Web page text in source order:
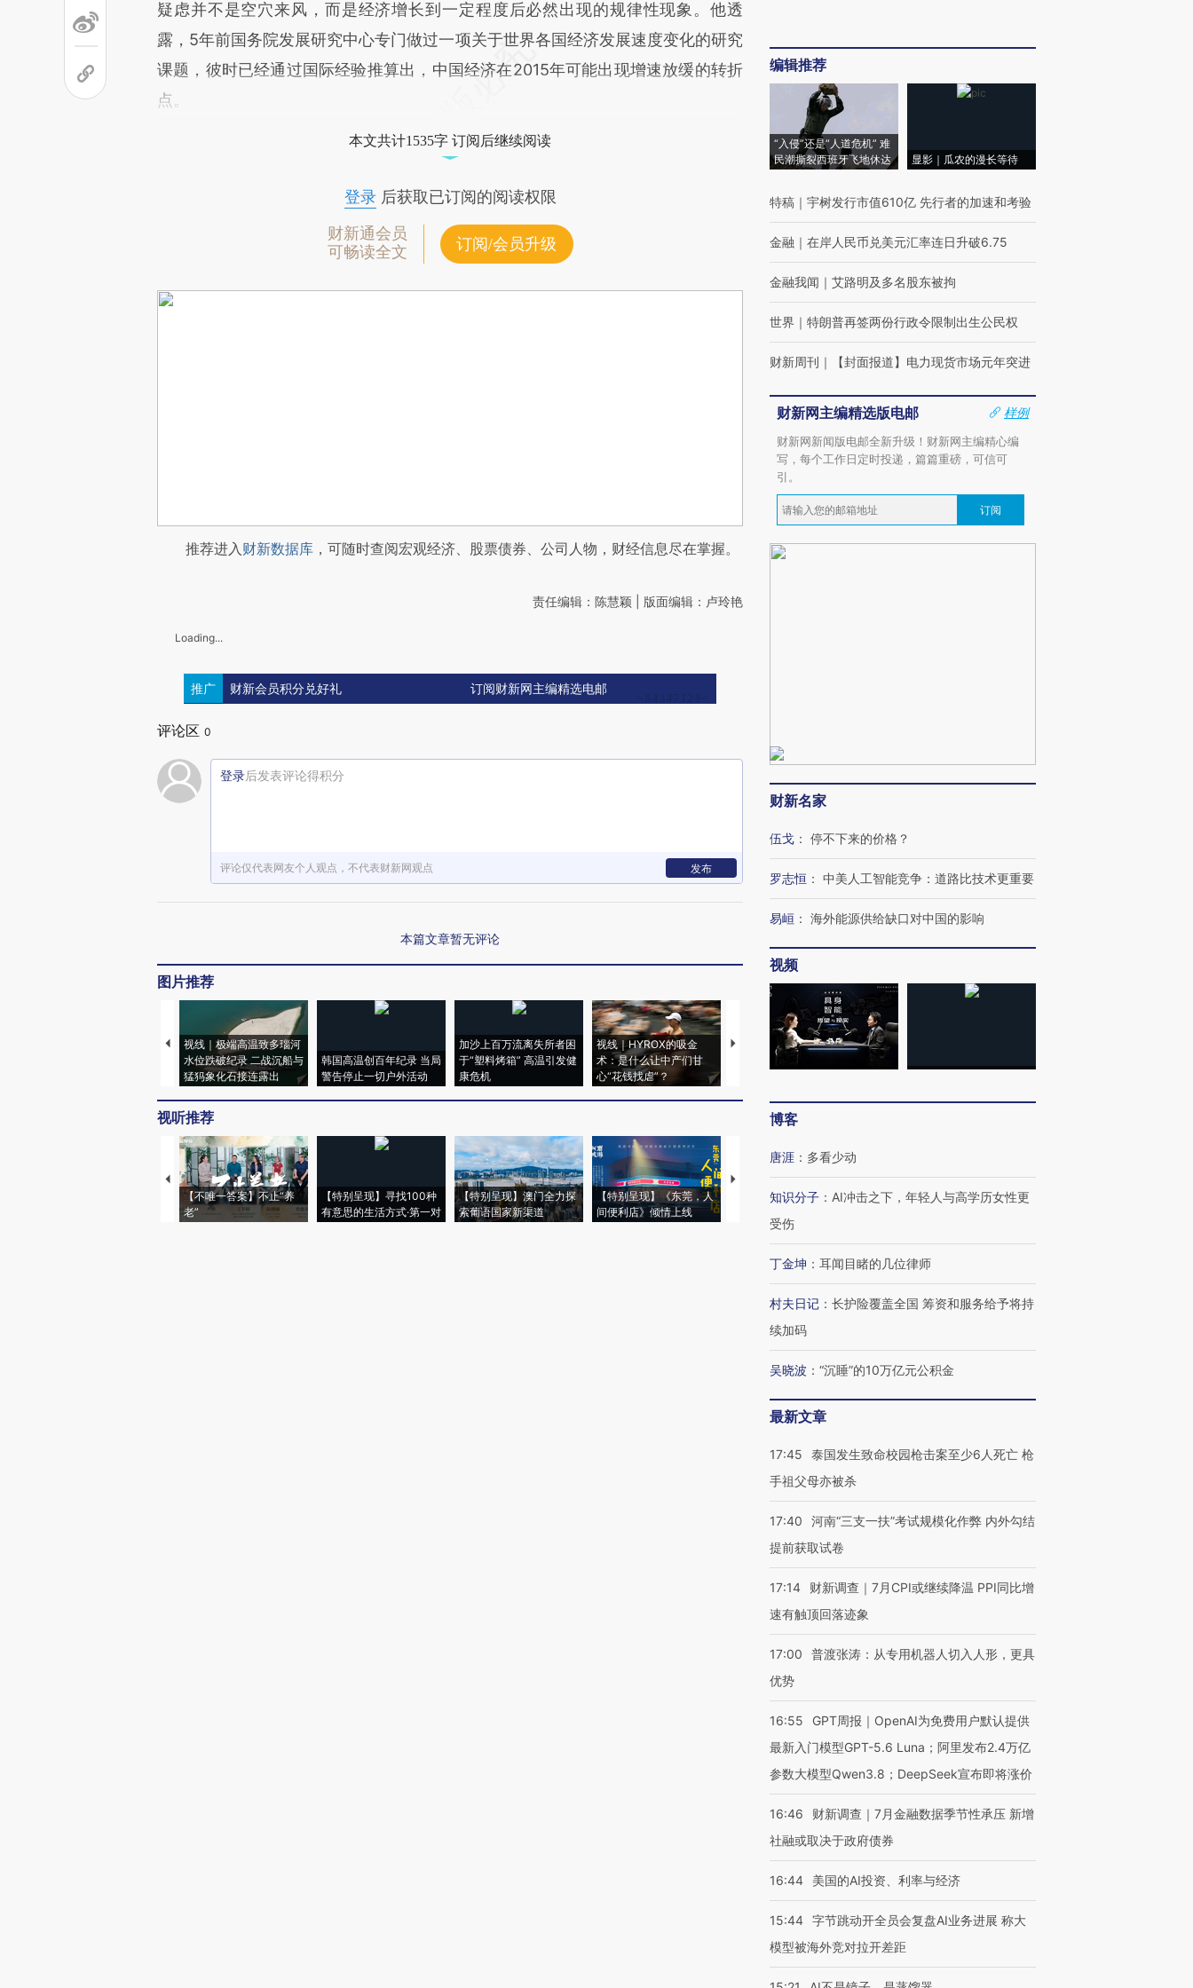
疑虑并不是空穴来风，而是经济增长到一定程度后必然出现的规律性现象。他透
露，5年前国务院发展研究中心专门做过一项关于世界各国经济发展速度变化的研究
课题，彼时已经通过国际经验推算出，中国经济在2015年可能出现增速放缓的转折
点。
本文共计1535字 订阅后继续阅读
登录后获取已订阅的阅读权限
财新通会员
可畅读全文
订阅/会员升级
推荐进入财新数据库 ，可随时查阅宏观经济、股票债券、公司人物，财经信息尽在掌握。
责任编辑：陈慧颖 | 版面编辑：卢玲艳
Loading...
推广 财新会员积分兑好礼 订阅财新网主编精选电邮
评论区 0
登录后发表评论得积分
评论仅代表网友个人观点，不代表财新网观点 发布
本篇文章暂无评论
图片推荐
视线｜极端高温致多瑙河
水位跌破纪录 二战沉船与
猛犸象化石接连露出
韩国高温创百年纪录 当局
警告停止一切户外活动
加沙上百万流离失所者困
于“塑料烤箱” 高温引发健
康危机
视线｜HYROX的吸金
术：是什么让中产们甘
心“花钱找虐”？
马航飞行员跨国走私7万
粒摇头丸 尿检体内含3种
视线｜被称为“蟑螂”的印
度Z世代 用街头抗争将教
视听推荐
【不唯一答案】不止“养
老”
【特别呈现】寻找100种
有意思的生活方式·第一对
【特别呈现】澳门全力探
索葡语国家新渠道
【特别呈现】《东莞，人
间便利店》倾情上线
【推广】走进第四届链博
会，让数智科技“链”接产
【特别呈现】寻找100种
【商旅对话】华住集团
CFO：不靠规模取胜，华
编辑推荐
“入侵”还是“人道危机” 难
民潮撕裂西班牙飞地休达
显影｜瓜农的漫长等待
特稿 ｜ 宇树发行市值610亿 先行者的加速和考验
金融 ｜ 在岸人民币兑美元汇率连日升破6.75
金融我闻 ｜ 艾路明及多名股东被拘
世界 ｜ 特朗普再签两份行政令限制出生公民权
财新周刊 ｜ 【封面报道】电力现货市场元年突进
财新网主编精选版电邮
样例
财新网新闻版电邮全新升级！财新网主编精心编
写，每个工作日定时投递，篇篇重磅，可信可
引。
订阅
财新名家
伍戈 ： 停不下来的价格？
罗志恒 ： 中美人工智能竞争：道路比技术更重要
易峘 ： 海外能源供给缺口对中国的影响
视频
博客
唐涯 ： 多看少动
知识分子 ： AI冲击之下，年轻人与高学历女性更
受伤
丁金坤 ： 耳闻目睹的几位律师
村夫日记 ： 长护险覆盖全国 筹资和服务给予将持
续加码
吴晓波 ： “沉睡”的10万亿元公积金
最新文章
17:45
泰国发生致命校园枪击案至少6人死亡 枪
手祖父母亦被杀
17:40
河南“三支一扶”考试规模化作弊 内外勾结
提前获取试卷
17:14
财新调查｜7月CPI或继续降温 PPI同比增
速有触顶回落迹象
17:00
普渡张涛：从专用机器人切入人形，更具
优势
16:55
GPT周报｜OpenAI为免费用户默认提供
最新入门模型GPT-5.6 Luna；阿里发布2.4万亿
参数大模型Qwen3.8；DeepSeek宣布即将涨价
16:46
财新调查｜7月金融数据季节性承压 新增
社融或取决于政府债券
16:44 美国的AI投资、利率与经济
15:44 字节跳动开全员会复盘AI业务进展 称大
模型被海外竞对拉开差距